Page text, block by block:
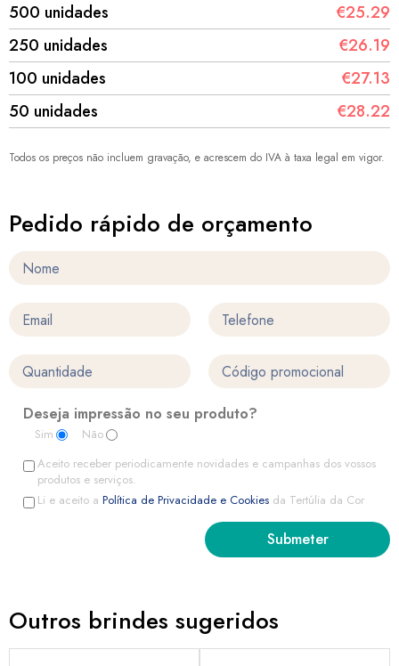
500 unidades
€25.29
250 unidades
€26.19
100 unidades
€27.13
50 unidades
€28.22
Todos os preços não incluem gravação, e acrescem do IVA à taxa legal em vigor.
Pedido rápido de orçamento
Deseja impressão no seu produto?
Sim
Não
Aceito receber periodicamente novidades e campanhas dos vossos
produtos e serviços.
Li e aceito a Política de Privacidade e Cookies da Tertúlia da Cor
Outros brindes sugeridos